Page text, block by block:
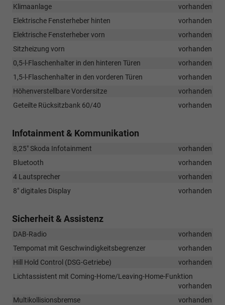
Klimaanlage
vorhanden
Elektrische Fensterheber hinten
vorhanden
Elektrische Fensterheber vorn
vorhanden
Sitzheizung vorn
vorhanden
0,5-l-Flaschenhalter in den hinteren Türen
vorhanden
1,5-l-Flaschenhalter in den vorderen Türen
vorhanden
Höhenverstellbare Vordersitze
vorhanden
Geteilte Rücksitzbank 60/40
vorhanden
Infotainment & Kommunikation
8,25" Skoda Infotainment
vorhanden
Bluetooth
vorhanden
4 Lautsprecher
vorhanden
8" digitales Display
vorhanden
Sicherheit & Assistenz
DAB-Radio
vorhanden
Tempomat mit Geschwindigkeitsbegrenzer
vorhanden
Hill Hold Control (DSG-Getriebe)
vorhanden
Lichtassistent mit Coming-Home/Leaving-Home-Funktion
vorhanden
Multikollisionsbremse
vorhanden